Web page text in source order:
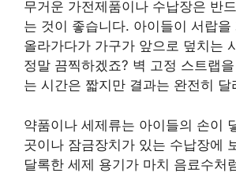
무거운 가전제품이나 수납장은 반
는 것이 좋습니다. 아이들이 서랍을
올라가다가 가구가 앞으로 덮치는
정말 끔찍하겠죠? 벽 고정 스트랩
는 시간은 짧지만 결과는 완전히 달
약품이나 세제류는 아이들의 손이
곳이나 잠금장치가 있는 수납장에
달록한 세제 용기가 마치 음료수처